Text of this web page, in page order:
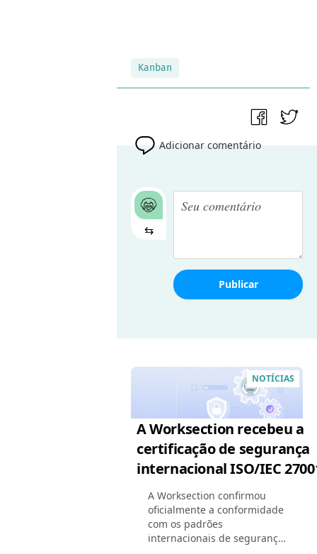
Kanban
Adicionar comentário
⇆
Publicar
NOTÍCIAS
A Worksection recebeu a
certificação de segurança
internacional ISO/IEC
A Worksection confirmou
oficialmente a conformidade
com os padrões
internacionais de segurança